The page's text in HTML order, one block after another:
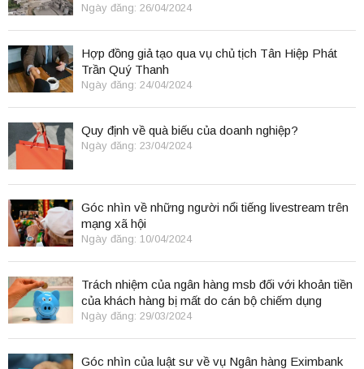
Ngày đăng: 26/04/2024
Hợp đồng giả tạo qua vụ chủ tịch Tân Hiệp Phát
Trần Quý Thanh
Ngày đăng: 24/04/2024
Quy định về quà biếu của doanh nghiệp?
Ngày đăng: 23/04/2024
Góc nhìn về những người nổi tiếng livestream trên
mạng xã hội
Ngày đăng: 10/04/2024
Trách nhiệm của ngân hàng msb đối với khoản tiền
của khách hàng bị mất do cán bộ chiếm dụng
Ngày đăng: 29/03/2024
Góc nhìn của luật sư về vụ Ngân hàng Eximbank